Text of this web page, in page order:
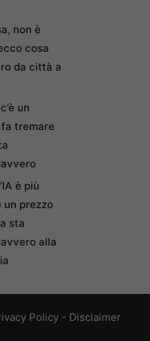
non è
cosa
da città a
un
tremare
è più
un prezzo
sta
alla
Policy - Disclaimer